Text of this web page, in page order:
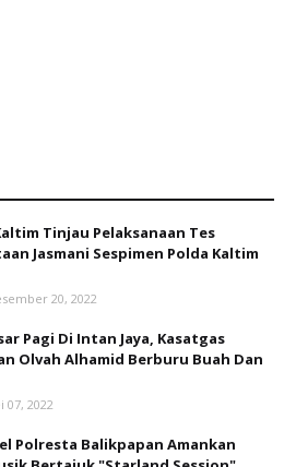
Tinjau Pelaksanaan Tes
Jasmani Sespimen Polda Kaltim
20, 2022
Pagi Di Intan Jaya, Kasatgas
Olvah Alhamid Berburu Buah Dan
07, 2022
Polresta Balikpapan Amankan